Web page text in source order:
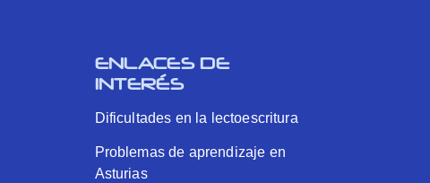
ENLACES DE
INTERÉS
Dificultades en la lectoescritura
Problemas de aprendizaje en
Asturias